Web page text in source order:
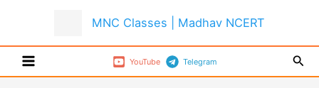
MNC Classes | Madhav NCERT
YouTube Telegram